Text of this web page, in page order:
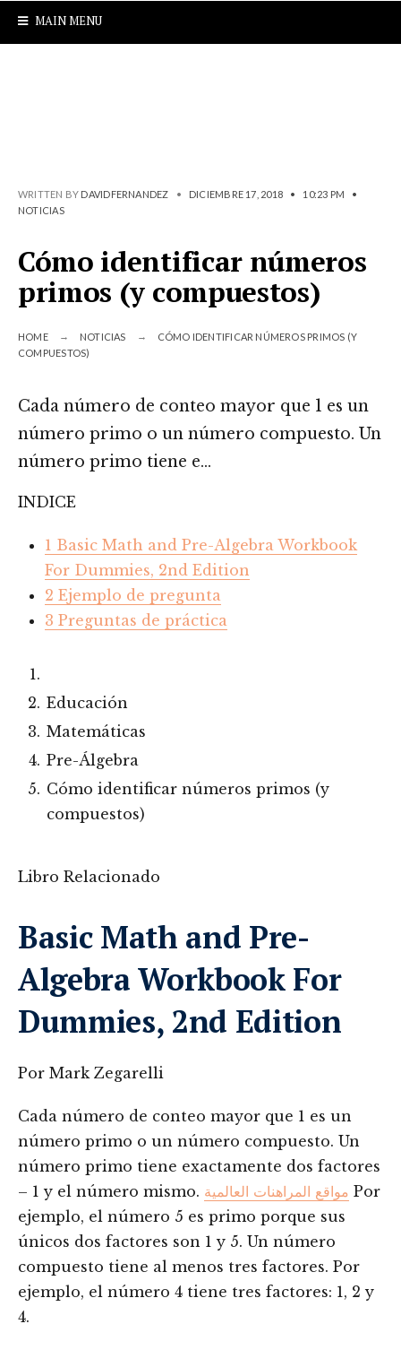
MAIN MENU
WRITTEN BY DAVIDFERNANDEZ • DICIEMBRE 17, 2018 • 10:23 PM
•
NOTICIAS
Cómo identificar números
primos (y compuestos)
HOME NOTICIAS
CÓMO IDENTIFICAR NÚMEROS PRIMOS (Y
COMPUESTOS)
Cada número de conteo mayor que 1 es un
número primo o un número compuesto. Un
número primo tiene e…
INDICE
1 Basic Math and Pre-Algebra Workbook
For Dummies, 2nd Edition
2 Ejemplo de pregunta
3 Preguntas de práctica
Educación
Matemáticas
Pre-Álgebra
Cómo identificar números primos (y
compuestos)
Libro Relacionado
Basic Math and Pre-
Algebra Workbook For
Dummies, 2nd Edition
Por Mark Zegarelli
Cada número de conteo mayor que 1 es un
número primo o un número compuesto. Un
número primo tiene exactamente dos factores
– 1 y el número mismo. مواقع المراهنات العالمية Por
ejemplo, el número 5 es primo porque sus
únicos dos factores son 1 y 5. Un número
compuesto tiene al menos tres factores. Por
ejemplo, el número 4 tiene tres factores: 1, 2 y
4.